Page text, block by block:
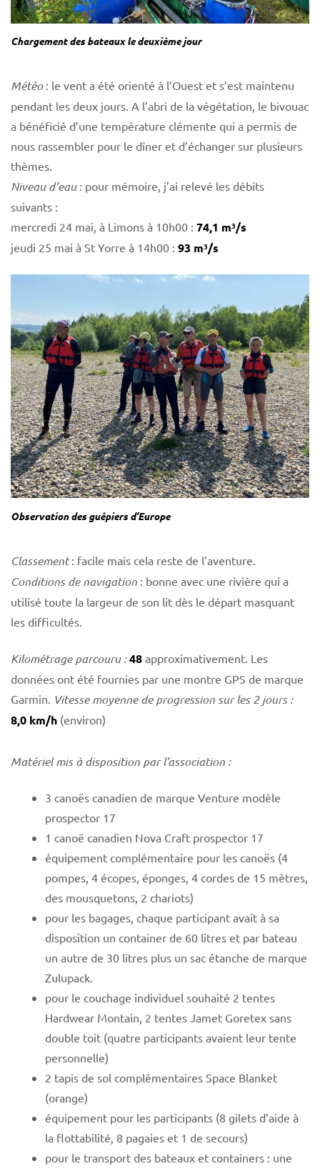
Chargement des bateaux le deuxième jour
Météo : le vent a été orienté à l’Ouest et s’est maintenu
pendant les deux jours. A l’abri de la végétation, le bivouac
a bénéficié d’une température clémente qui a permis de
nous rassembler pour le dîner et d’échanger sur plusieurs
thèmes.
Niveau d’eau: pour mémoire, j’ai relevé les débits
suivants :
mercredi 24 mai, à Limons à 10h00 : 74,1 m³/s
jeudi 25 mai à St Yorre à 14h00 : 93 m³/s
Observation des guêpiers d’Europe
Classement: facile mais cela reste de l’aventure.
Conditions de navigation : bonne avec une rivière qui a
utilisé toute la largeur de son lit dès le départ masquant
les difficultés.
Kilométrage parcouru :48 approximativement. Les
données ont été fournies par une montre GPS de marque
Garmin. Vitesse moyenne de progression sur les2jours :
8,0 km/h (environ)
Matériel mis à disposition par l’association :
3 canoës canadien de marque Venture modèle
prospector 17
1 canoë canadien Nova Craft prospector 17
équipement complémentaire pour les canoës (4
pompes, 4 écopes, éponges, 4 cordes de 15 mètres,
des mousquetons, 2 chariots)
pour les bagages, chaque participant avait à sa
disposition un container de 60 litres et par bateau
un autre de 30 litres plus un sac étanche de marque
Zulupack.
pour le couchage individuel souhaité 2 tentes
Hardwear Montain, 2 tentes Jamet Goretex sans
double toit (quatre participants avaient leur tente
personnelle)
2 tapis de sol complémentaires Space Blanket
(orange)
équipement pour les participants (8 gilets d’aide à
la flottabilité, 8 pagaies et 1 de secours)
pour le transport des bateaux et containers : une